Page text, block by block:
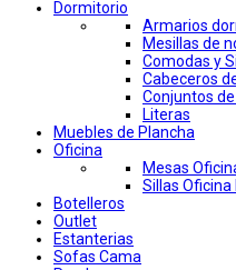
Dormitorio
Armarios
Mesillas de
Comodas y
Cabeceros
Conjuntos
Literas
Muebles de Plancha
Oficina
Mesas
Sillas Oficina
Botelleros
Outlet
Estanterias
Sofas Cama